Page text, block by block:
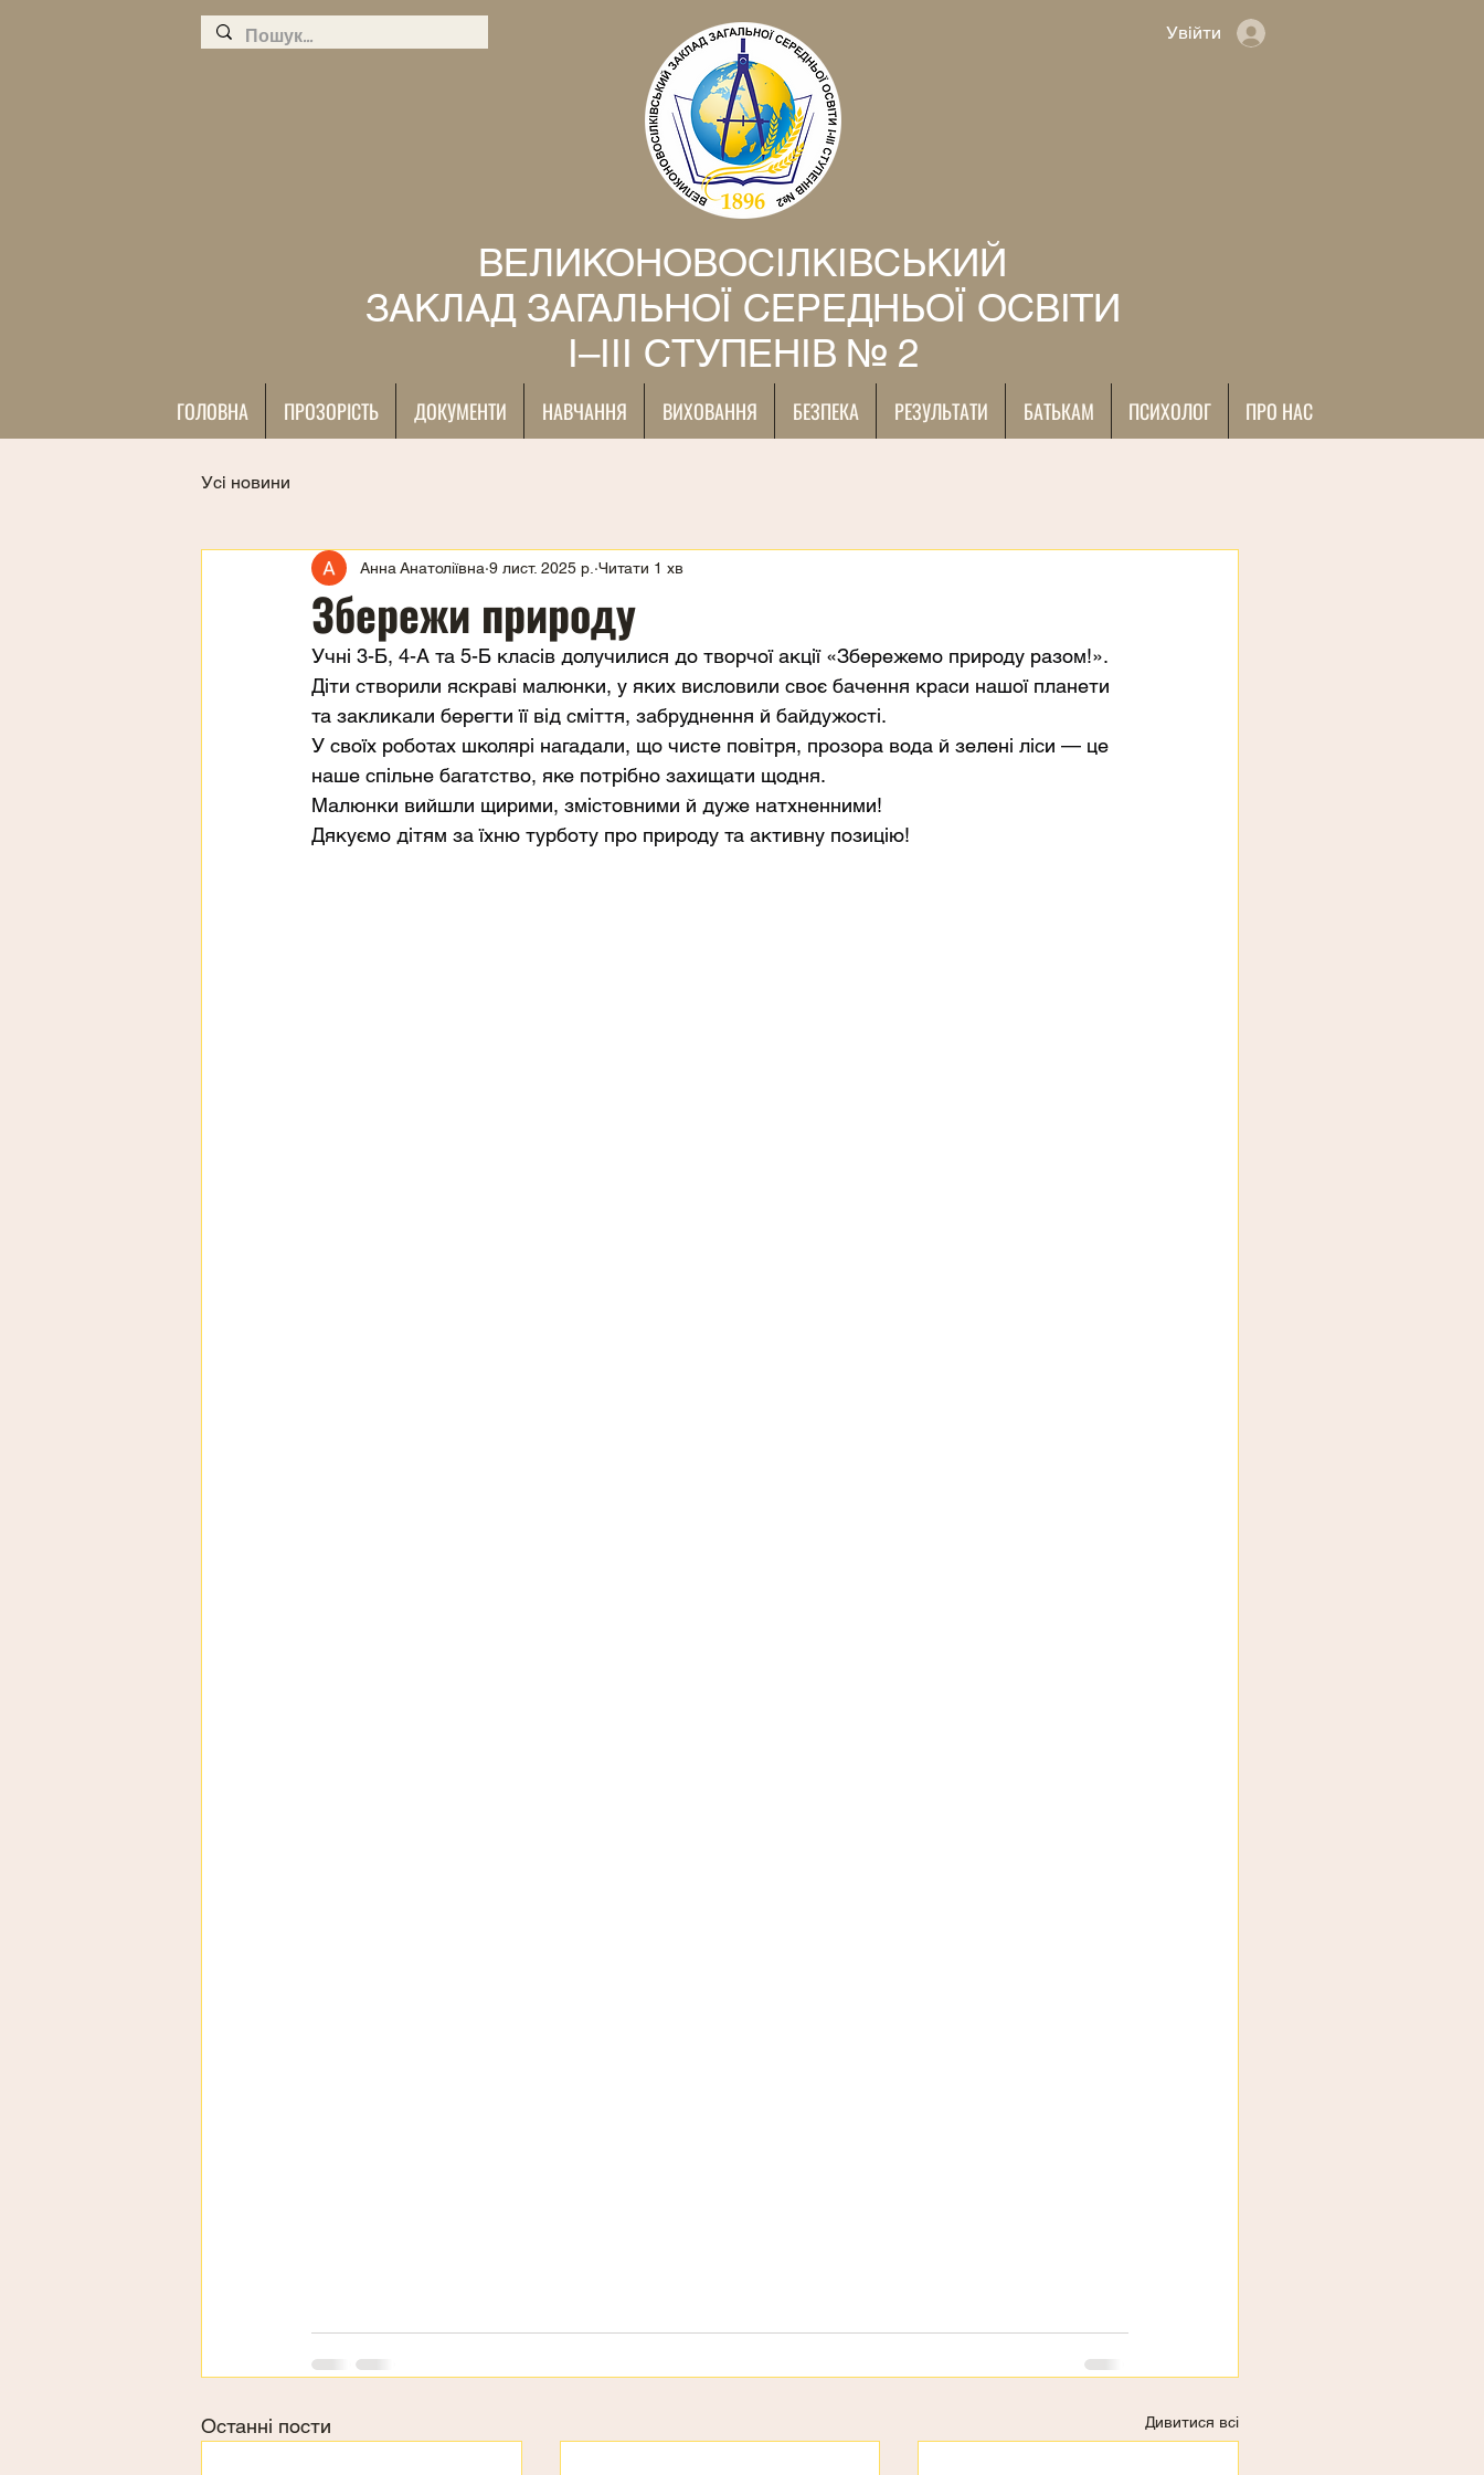
Увійти
ВЕЛИКОНОВОСІЛКІВСЬКИЙ
ЗАКЛАД ЗАГАЛЬНОЇ СЕРЕДНЬОЇ ОСВІТИ
І–ІІІ СТУПЕНІВ № 2
ГОЛОВНА ПРОЗОРІСТЬ ДОКУМЕНТИ НАВЧАННЯ ВИХОВАННЯ БЕЗПЕКА РЕЗУЛЬТАТИ БАТЬКАМ ПСИХОЛОГ ПРО НАС
Усі новини
Збережи природу
Анна Анатоліївна 9 лист. 2025 р. Читати 1 хв
Учні 3-Б, 4-А та 5-Б класів долучилися до творчої акції «Збережемо природу разом!».
Діти створили яскраві малюнки, у яких висловили своє бачення краси нашої планети
та закликали берегти її від сміття, забруднення й байдужості.
У своїх роботах школярі нагадали, що чисте повітря, прозора вода й зелені ліси — це
наше спільне багатство, яке потрібно захищати щодня.
Малюнки вийшли щирими, змістовними й дуже натхненними!
Дякуємо дітям за їхню турботу про природу та активну позицію!
Останні пости Дивитися всі